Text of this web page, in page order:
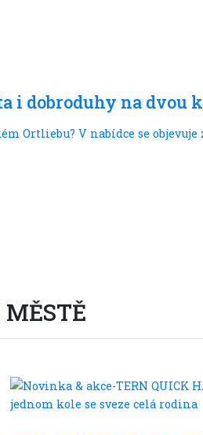
i dobroduhy na dvou
Ortliebu? V nabídce se
MĚSTĚ